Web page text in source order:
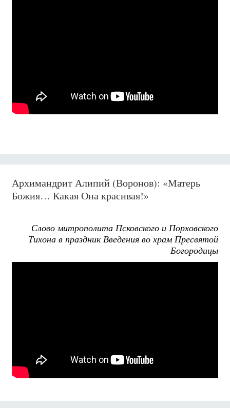
Архимандрит Алипий (Воронов): «Матерь
Божия… Какая Она красивая!»
Слово митрополита Псковского и Порховского
Тихона в праздник Введения во храм Пресвятой
Богородицы